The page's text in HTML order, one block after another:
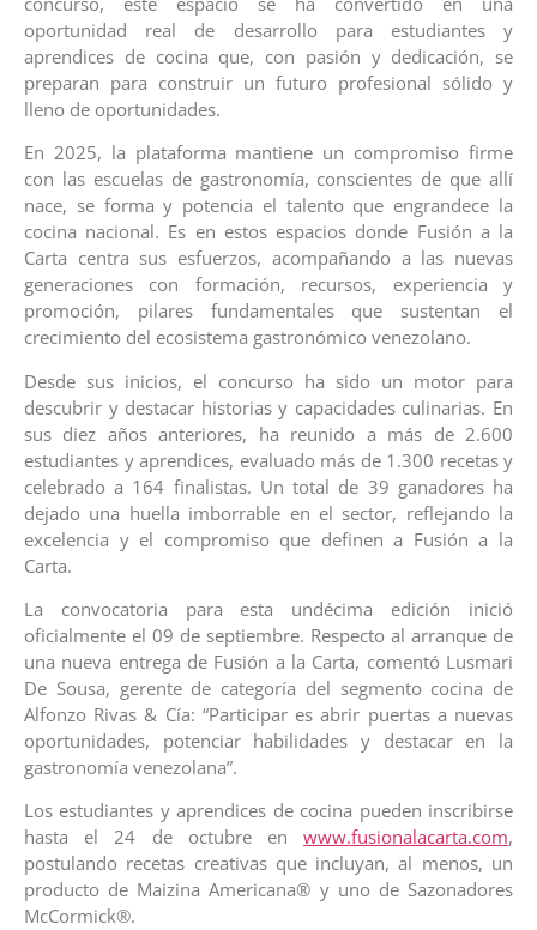
oportunidad real de desarrollo para estudiantes y
aprendices de cocina que, con pasión y dedicación, se
preparan para construir un futuro profesional sólido y
lleno de oportunidades.
En 2025, la plataforma mantiene un compromiso firme
con las escuelas de gastronomía, conscientes de que allí
nace, se forma y potencia el talento que engrandece la
cocina nacional. Es en estos espacios donde Fusión a la
Carta centra sus esfuerzos, acompañando a las nuevas
generaciones con formación, recursos, experiencia y
promoción, pilares fundamentales que sustentan el
crecimiento del ecosistema gastronómico venezolano.
Desde sus inicios, el concurso ha sido un motor para
descubrir y destacar historias y capacidades culinarias. En
sus diez años anteriores, ha reunido a más de 2.600
estudiantes y aprendices, evaluado más de 1.300 recetas y
celebrado a 164 finalistas. Un total de 39 ganadores ha
dejado una huella imborrable en el sector, reflejando la
excelencia y el compromiso que definen a Fusión a la
Carta.
La convocatoria para esta undécima edición inició
oficialmente el 09 de septiembre. Respecto al arranque de
una nueva entrega de Fusión a la Carta, comentó Lusmari
De Sousa, gerente de categoría del segmento cocina de
Alfonzo Rivas & Cía: “Participar es abrir puertas a nuevas
oportunidades, potenciar habilidades y destacar en la
gastronomía venezolana”.
Los estudiantes y aprendices de cocina pueden inscribirse
hasta el 24 de octubre en www.fusionalacarta.com,
postulando recetas creativas que incluyan, al menos, un
producto de Maizina Americana® y uno de Sazonadores
McCormick®.